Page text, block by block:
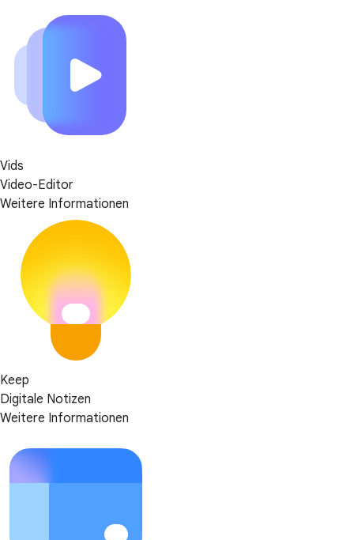
Vids
Video-Editor
Weitere Informationen
Keep
Digitale Notizen
Weitere Informationen